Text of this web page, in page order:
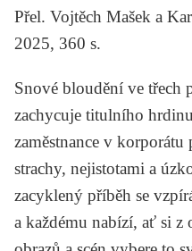
Přel. Vojtěch Mašek a
2025, 360 s.
Snové bloudění ve třech
zachycuje titulního
zaměstnance v
strachy, nejistotami a
zacyklený příběh se
a každému nabízí, ať si z